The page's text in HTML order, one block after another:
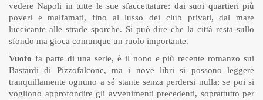
vedere Napoli in tutte le sue sfaccettature: dai suoi quartieri più
poveri e malfamati, fino al lusso dei club privati, dal mare
luccicante alle strade sporche. Si può dire che la città resta sullo
sfondo ma gioca comunque un ruolo importante.
Vuoto fa parte di una serie, è il nono e più recente romanzo sui
Bastardi di Pizzofalcone, ma i nove libri si possono leggere
tranquillamente ognuno a sé stante senza perdersi nulla; se poi si
vogliono approfondire gli avvenimenti precedenti, soprattutto per